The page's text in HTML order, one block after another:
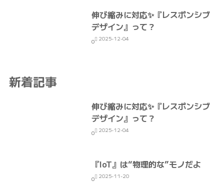
伸び縮みに対応✨『レスポンシブ
デザイン』って？
0 2025-12-04
新着記事
伸び縮みに対応✨『レスポンシブ
デザイン』って？
0 2025-12-04
『IoT』は“物理的な”モノだよ
0 2025-11-20